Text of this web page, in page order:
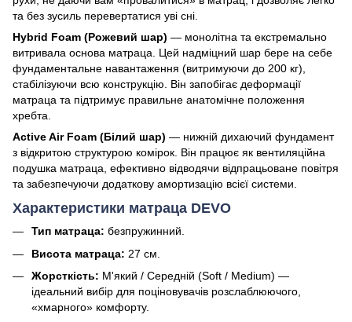
та без зусиль перевертатися уві сні.
Hybrid Foam (Рожевий шар) — монолітна та екстремально
витривала основа матраца. Цей надміцний шар бере на себе
фундаментальне навантаження (витримуючи до 200 кг),
стабілізуючи всю конструкцію. Він запобігає деформації
матраца та підтримує правильне анатомічне положення
хребта.
Active Air Foam (Білий шар) — нижній дихаючий фундамент
з відкритою структурою комірок. Він працює як вентиляційна
подушка матраца, ефективно відводячи відпрацьоване повітря
та забезпечуючи додаткову амортизацію всієї системи.
Характеристики матраца DEVO
Тип матраца: безпружинний.
Висота матраца: 27 см.
Жорсткість: М'який / Середній (Soft / Medium) —
ідеальний вибір для поціновувачів розслаблюючого,
«хмарного» комфорту.